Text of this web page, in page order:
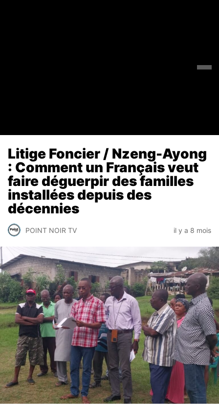
Litige Foncier / Nzeng-Ayong
: Comment un Français veut
faire déguerpir des familles
installées depuis des
décennies
POINT NOIR TV il y a 8 mois